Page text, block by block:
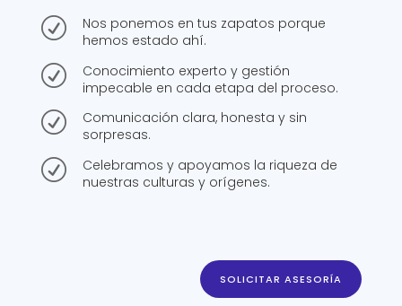
R
Nos ponemos en tus zapatos porque
hemos estado ahí.
R
Conocimiento experto y gestión
impecable en cada etapa del proceso.
R
Comunicación clara, honesta y sin
sorpresas.
R
Celebramos y apoyamos la riqueza de
nuestras culturas y orígenes.
SOLICITAR ASESORÍA